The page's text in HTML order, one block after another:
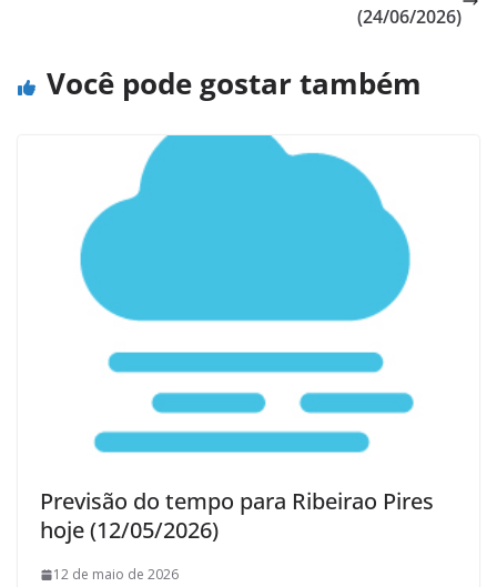
(24/06/2026)
Você pode gostar também
Previsão do tempo para Ribeirao Pires
hoje (12/05/2026)
12 de maio de 2026